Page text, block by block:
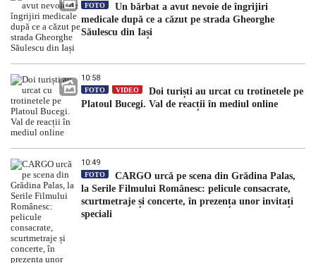
FOTO
Un bărbat a avut nevoie de îngrijiri
medicale după ce a căzut pe strada Gheorghe
Săulescu din Iași
10:58
FOTO VIDEO
Doi turiști au urcat cu trotinetele pe
Platoul Bucegi. Val de reacții în mediul online
10:49
FOTO
CARGO urcă pe scena din Grădina Palas,
la Serile Filmului Românesc: pelicule consacrate,
scurtmetraje și concerte, în prezența unor invitați
speciali